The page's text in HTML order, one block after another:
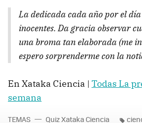
La dedicada cada año por el día
inocentes. Da gracia observar
una broma tan elaborada (me
espero sorprenderme con la
En Xataka Ciencia | Todas La
semana
TEMAS Quiz Xataka Ciencia